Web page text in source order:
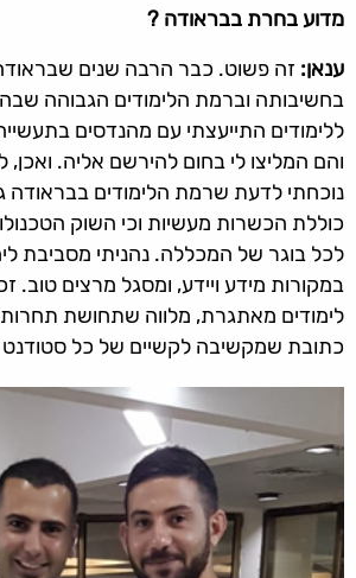
מדוע בחרת בבראודה ?
ענאן: זה פשוט. כבר הרבה שנים
בחשיבותה וברמת הלימודים הגבוהה
ללימודים התייעצתי עם מהנדסים
והם המליצו לי בחום להירשם אליה.
נוכחתי לדעת שרמת הלימודים בבראודה
כוללת הכשרות מעשיות וכי השוק
לכל בוגר של המכללה. נהניתי מסביבת
במקורות מידע ויידע, ומסגל מרצים טוב.
לימודים מאתגרת, מלווה שתחושת
כתובת שמקשיבה לקשיים של כל סטודנט